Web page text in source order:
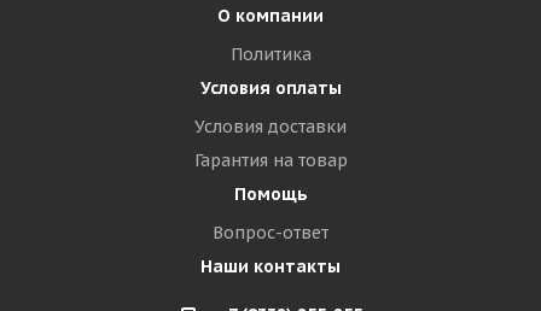
О компании
Политика
Условия оплаты
Условия доставки
Гарантия на товар
Помощь
Вопрос-ответ
Наши контакты